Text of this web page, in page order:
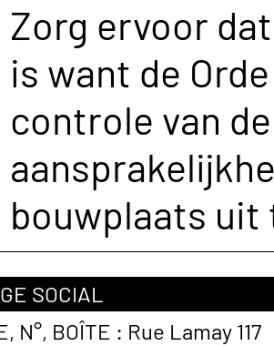
Zorg ervoor
is want de
controle van
bouwplaats uit
SOCIAL
N°, BOÎTE : Rue Lamay 117